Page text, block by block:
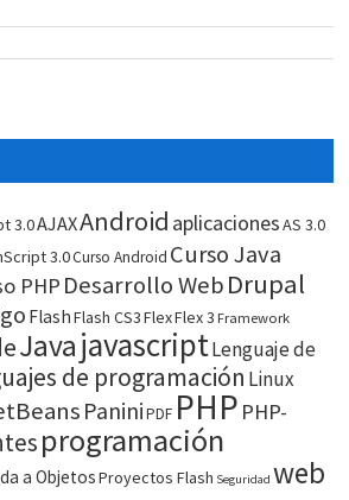
3.0AJAXAndroid aplicacionesAS 3.0
3.0Curso Android Curso Java
PHP Desarrollo WebDrupal
FlashFlash CS3FlexFlex 3 Framework
JavajavascriptLenguaje de
de programación Linux
Panini PDF PHP PHP-
programación
a ObjetosProyectos Flash Seguridad web